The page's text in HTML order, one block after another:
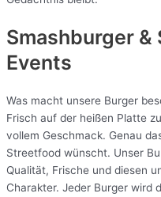
Smashburger
Events
Was macht unsere Burger
Frisch auf der heißen Platte
vollem Geschmack. Genau
Streetfood wünscht. Unser
Qualität, Frische und diesen
Charakter. Jeder Burger wird